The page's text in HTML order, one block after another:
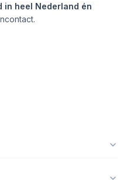
in heel Nederland én